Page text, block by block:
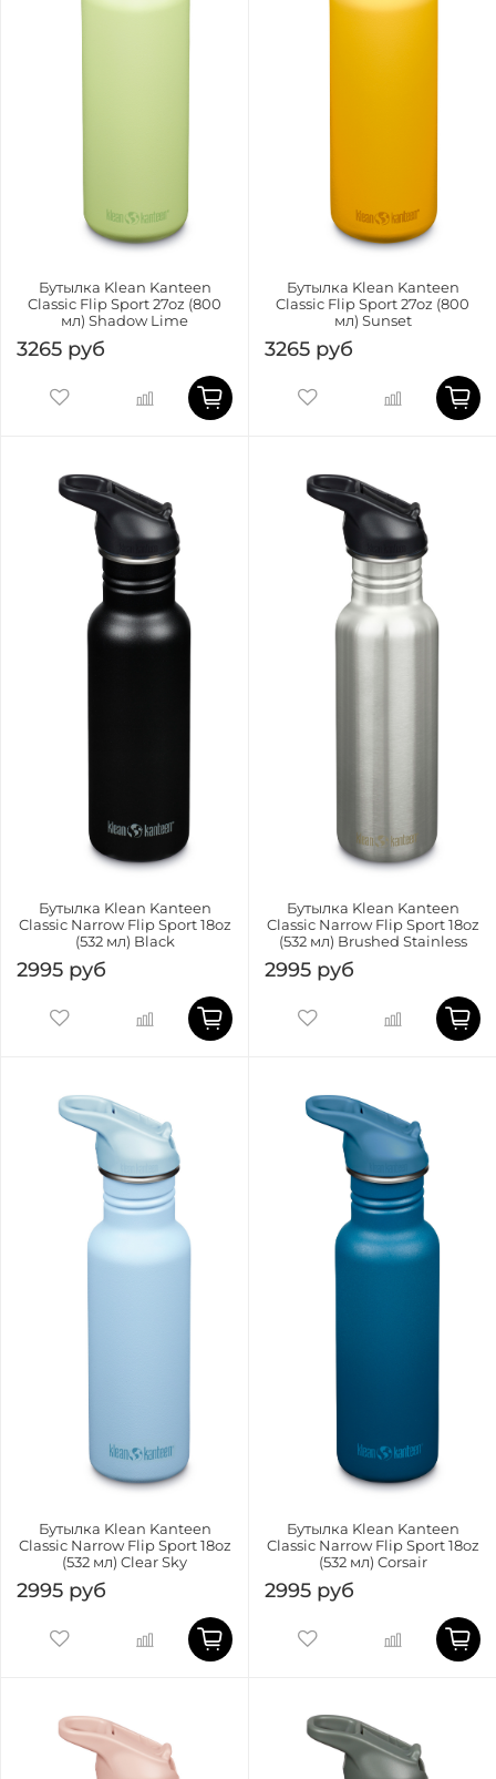
Бутылка Klean Kanteen
Classic Flip Sport 27oz (800
мл) Shadow Lime
3265 руб
Бутылка Klean Kanteen
Classic Flip Sport 27oz (800
мл) Sunset
3265 руб
Бутылка Klean Kanteen
Classic Narrow Flip Sport 18oz
(532 мл) Black
2995 руб
Бутылка Klean Kanteen
Classic Narrow Flip Sport 18oz
(532 мл) Brushed Stainless
2995 руб
Бутылка Klean Kanteen
Classic Narrow Flip Sport 18oz
(532 мл) Clear Sky
2995 руб
Бутылка Klean Kanteen
Classic Narrow Flip Sport 18oz
(532 мл) Corsair
2995 руб